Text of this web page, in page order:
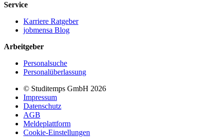
Service
Karriere Ratgeber
jobmensa Blog
Arbeitgeber
Personalsuche
Personalüberlassung
© Studitemps GmbH 2026
Impressum
Datenschutz
AGB
Meldeplattform
Cookie-Einstellungen